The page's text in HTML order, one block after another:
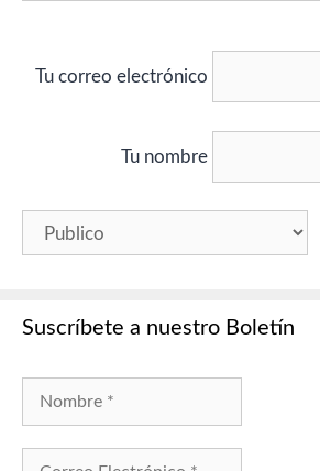
Tu correo electrónico
Tu nombre
Suscríbete a nuestro Boletín